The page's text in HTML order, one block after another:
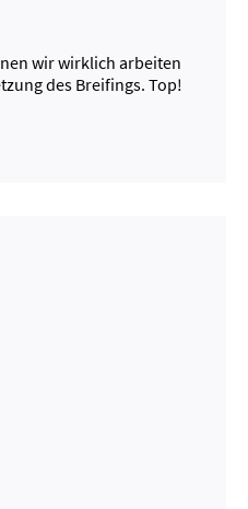
wir wirklich arbeiten
des Breifings. Top!